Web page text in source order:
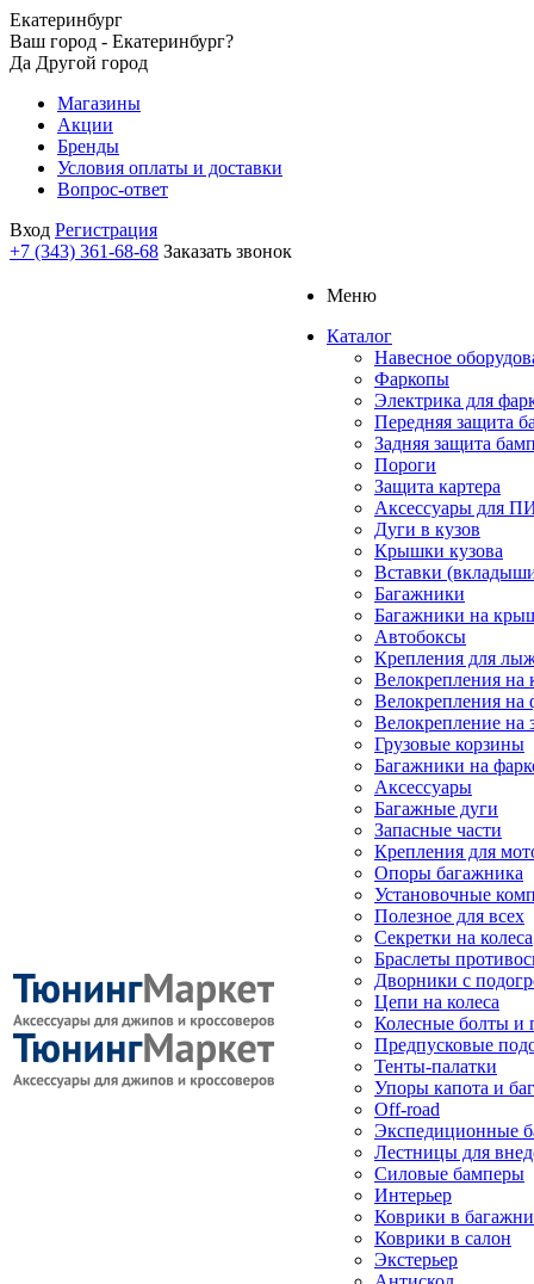
Екатеринбург
Ваш город - Екатеринбург?
Да Другой город
Магазины
Акции
Бренды
Условия оплаты и доставки
Вопрос-ответ
Вход Регистрация
+7 (343) 361-68-68 Заказать звонок
Меню
Каталог
Навесное
Фаркопы
Электрика для
Передняя защита
Задняя защита
Пороги
Защита картера
Аксессуары для
Дуги в кузов
Крышки кузова
Вставки
Багажники
Багажники на
Автобоксы
Крепления для
Велокрепления
Велокрепления на
Велокрепление на
Грузовые корзины
Багажники на
Аксессуары
Багажные дуги
Запасные части
Крепления для
Опоры багажника
Установочные
Полезное для всех
Секретки на колеса
Браслеты
Дворники с
Цепи на колеса
Колесные болты и
Предпусковые
Тенты-палатки
Упоры капота и
Off-road
Экспедиционные
Лестницы для
Силовые бамперы
Интерьер
Коврики в
Коврики в салон
Экстерьер